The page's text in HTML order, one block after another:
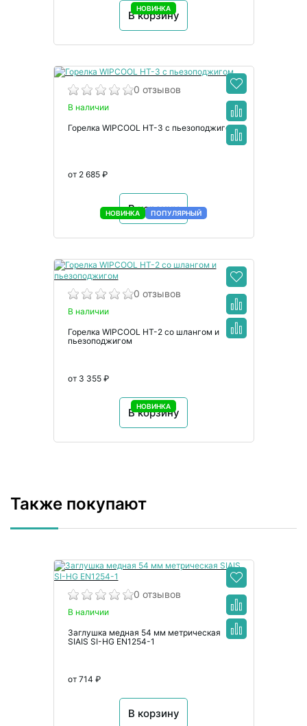
В корзину
НОВИНКА
0 отзывов
В наличии
Горелка WIPCOOL HT-3 с пьезоподжигом
от 2 685 ₽
В корзину
НОВИНКА ПОПУЛЯРНЫЙ
0 отзывов
В наличии
Горелка WIPCOOL HT-2 со шлангом и
пьезоподжигом
от 3 355 ₽
В корзину
НОВИНКА
Также покупают
0 отзывов
В наличии
Заглушка медная 54 мм метрическая
SIAIS SI-HG EN1254-1
от 714 ₽
В корзину